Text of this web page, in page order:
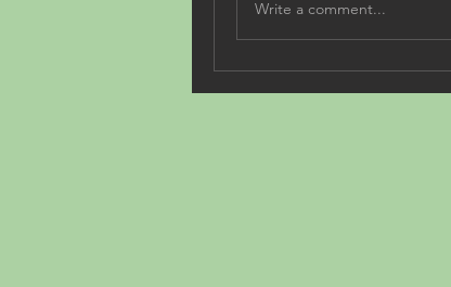
Write a comment...